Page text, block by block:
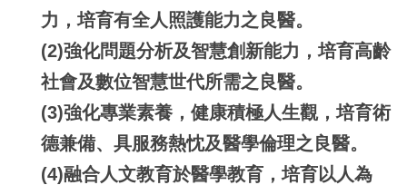
力，培育有全人照護能力之良醫。
(2)強化問題分析及智慧創新能力，培育高齡
社會及數位智慧世代所需之良醫。
(3)強化專業素養，健康積極人生觀，培育術
德兼備、具服務熱忱及醫學倫理之良醫。
(4)融合人文教育於醫學教育，培育以人為